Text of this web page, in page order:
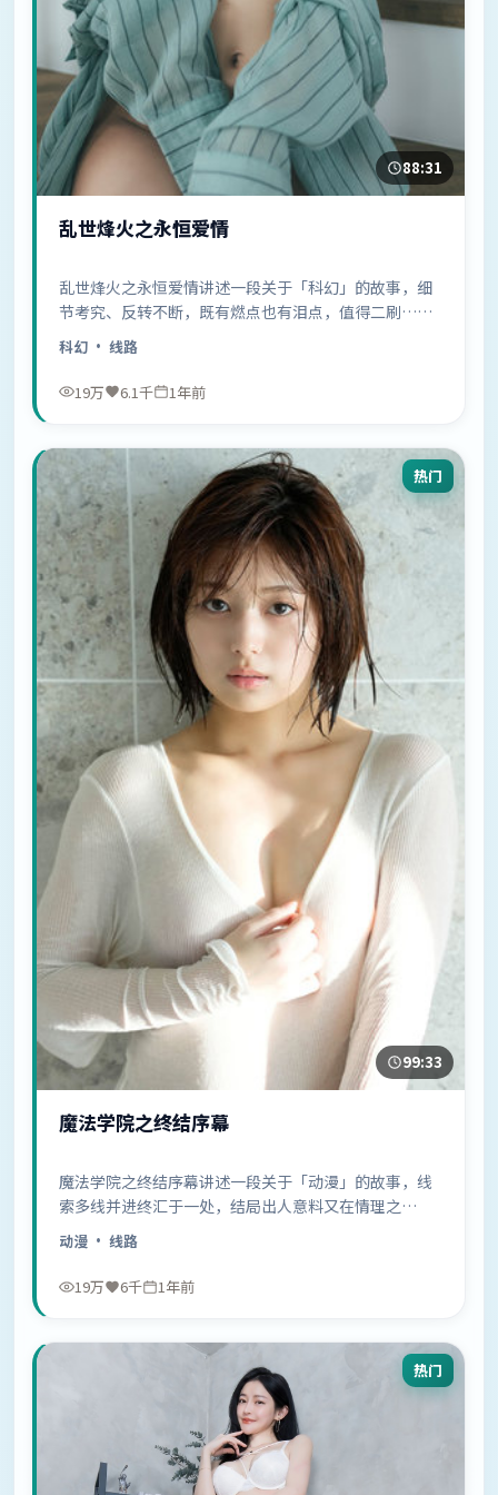
88:31
乱世烽火之永恒爱情
乱世烽火之永恒爱情讲述一段关于「科幻」的故事，细
节考究、反转不断，既有燃点也有泪点，值得二刷……
科幻 · 线路
19万 6.1千 1年前
热门
99:33
魔法学院之终结序幕
魔法学院之终结序幕讲述一段关于「动漫」的故事，线
索多线并进终汇于一处，结局出人意料又在情理之
中……
动漫 · 线路
19万 6千 1年前
热门